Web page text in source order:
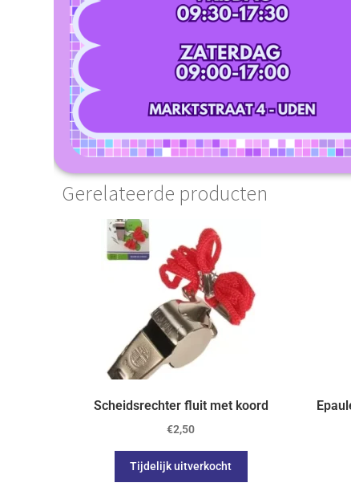
Gerelateerde producten
Scheidsrechter fluit met koord
€2,50
Tijdelijk uitverkocht